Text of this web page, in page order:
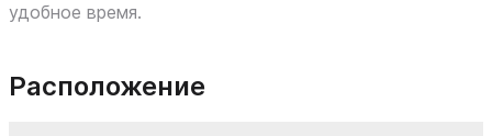
удобное время.
Расположение